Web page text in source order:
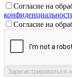
Согласие на
Согласие на
Зарегистрироваться